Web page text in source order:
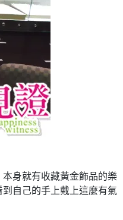
身就有收藏黃金飾品的樂
自己的手上戴上這麼有氣